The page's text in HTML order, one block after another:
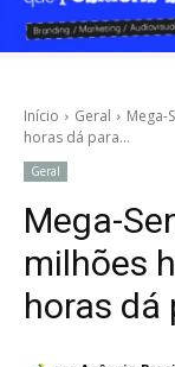
Início Geral
Mega-
horas dá para...
Geral
Mega-
milhões
horas dá